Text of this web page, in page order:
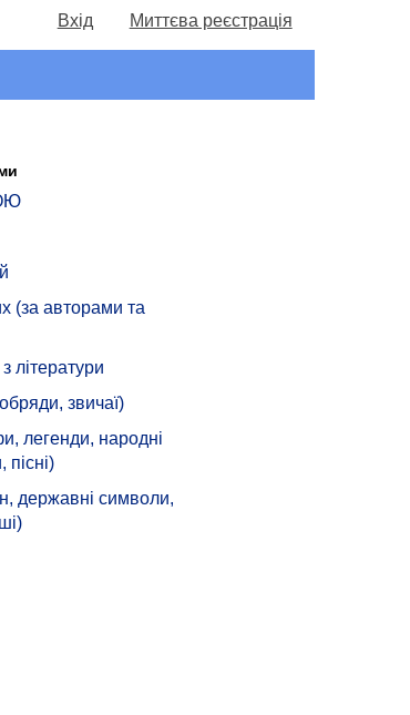
Вхід Миттєва реєстрація
(за авторами та
літератури
звичаї)
легенди, народні
пісні)
державні символи,